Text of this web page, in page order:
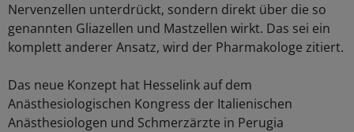
Nervenzellen unterdrückt, sondern direkt über die so
genannten Gliazellen und Mastzellen wirkt. Das sei ein
komplett anderer Ansatz, wird der Pharmakologe zitiert.
Das neue Konzept hat Hesselink auf dem
Anästhesiologischen Kongress der Italienischen
Anästhesiologen und Schmerzärzte in Perugia